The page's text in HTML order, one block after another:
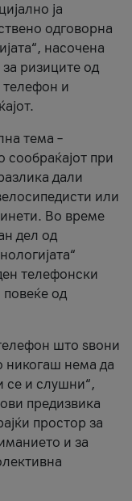
ја
одговорна
насочена
за ризиците од
и
тема –
сообраќајот при
дали
или
Во време
дел од
телефонски
од
што ѕвони
никогаш нема да
се и слушни“,
предизвика
простор за
и за